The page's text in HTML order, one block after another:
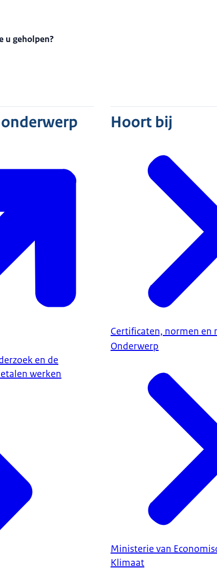
u geholpen?
en de
werken
Hoort bij
Certificaten, normen
Onderwerp
Ministerie van
Klimaat